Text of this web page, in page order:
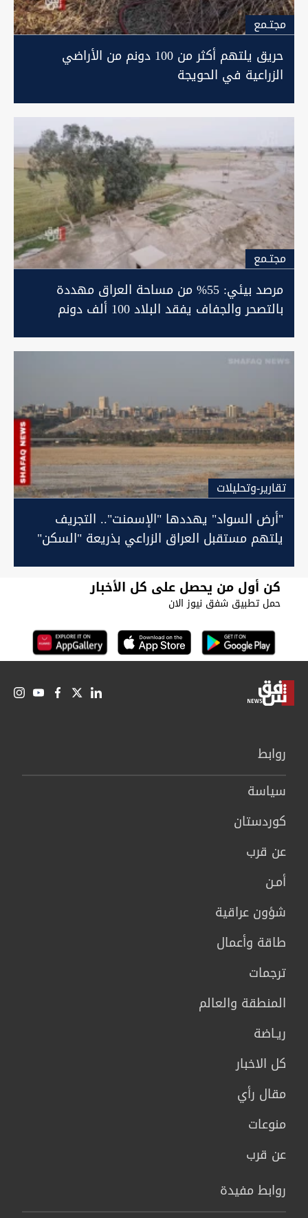
مجتـمع
حريق يلتهم أكثر من 100 دونم من الأراضي
الزراعية في الحويجة
مجتـمع
مرصد بيئي: 55% من مساحة العراق مهددة
بالتصحر والجفاف يفقد البلاد 100 ألف دونم
تقارير-وتحليلات
"أرض السواد" يهددها "الإسمنت".. التجريف
يلتهم مستقبل العراق الزراعي بذريعة "السكن"
كن أول من يحصل على كل الأخبار
حمل تطبيق شفق نيوز الان
روابط
سیاسة
كوردستان
عن قرب
أمـن
شؤون عراقية
طاقة وأعمال
ترجمات
المنطقة والعالم
ريـاضة
كل الاخبار
مقال رأي
منوعات
عن قرب
روابط مفيدة